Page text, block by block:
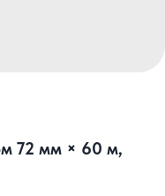
72 мм × 60 м,